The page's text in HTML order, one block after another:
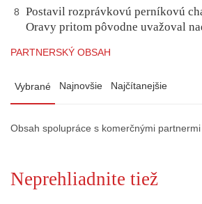
8
Postavil rozprávkovú perníkovú
Oravy pritom pôvodne uvažoval
PARTNERSKÝ OBSAH
Vybrané Najnovšie Najčítanejšie
Obsah spolupráce s komerčnými partnermi
Neprehliadnite tiež